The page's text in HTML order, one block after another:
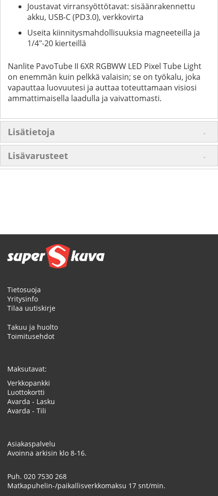
Joustavat virransyöttötavat: sisäänrakennettu
akku, USB-C (PD3.0), verkkovirta
Useita kiinnitysmahdollisuuksia magneeteilla ja
1/4"-20 kierteillä
Nanlite PavoTube II 6XR RGBWW LED Pixel Tube Light
on enemmän kuin pelkkä valaisin; se on työkalu, joka
vapauttaa luovuutesi ja auttaa toteuttamaan visiosi
ammattimaisella laadulla ja vaivattomasti.
Lisätietoja
Lisävarusteet
Tietosuoja
Yritysinfo
Tilaa uutiskirje
Takuu ja huolto
Toimitusehdot
Maksutavat:
Verkkopankki
Luottokortti
Avarda - Lasku
Avarda - Tili
Asiakaspalvelu
Avoinna arkisin klo 8-16.
Puh. 020 7530 268
Matkapuhelin-/paikallisverkkomaksu 17 snt/min.